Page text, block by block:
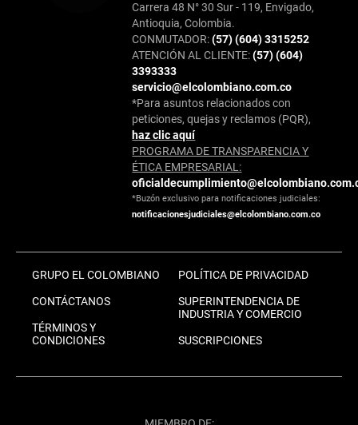
Carrera 48 N° 30 Sur - 119, Envigado,
Antioquia, Colombia.
CONMUTADOR:(57) (604) 3315252
ATENCIÓN AL CLIENTE:(57) (604)
3393333
servicio@elcolombiano.com.co
*Para asuntos relacionados con
peticiones, quejas y reclamos (PQR),
haz clic aquí
PROGRAMA DE TRANSPARENCIA Y
ÉTICA EMPRESARIAL:
*Buzón exclusivo para notificaciones judiciales:
notificacionesjudiciales@elcolombiano.com.co
GRUPO EL COLOMBIANO
CONTÁCTANOS
TÉRMINOS Y
CONDICIONES
POLÍTICA DE PRIVACIDAD
SUPERINTENDENCIA DE
INDUSTRIA Y COMERCIO
SUSCRIPCIONES